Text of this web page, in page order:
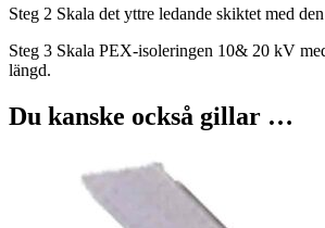
Steg 2 Skala det yttre ledande skiktet med
Steg 3 Skala PEX-isoleringen 10& 20 kV
längd.
Du kanske också gillar …